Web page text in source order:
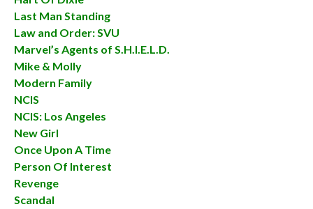
Last Man Standing
Law and Order: SVU
Marvel’s Agents of S.H.I.E.L.D.
Mike & Molly
Modern Family
NCIS
NCIS: Los Angeles
New Girl
Once Upon A Time
Person Of Interest
Revenge
Scandal